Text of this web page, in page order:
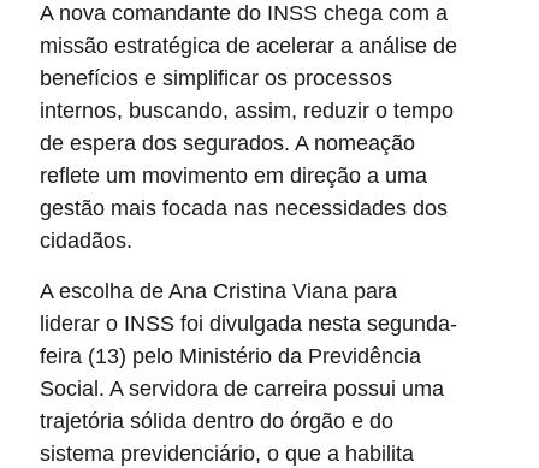
A nova comandante do INSS chega com a
missão estratégica de acelerar a análise de
benefícios e simplificar os processos
internos, buscando, assim, reduzir o tempo
de espera dos segurados. A nomeação
reflete um movimento em direção a uma
gestão mais focada nas necessidades dos
cidadãos.
A escolha de Ana Cristina Viana para
liderar o INSS foi divulgada nesta segunda-
feira (13) pelo Ministério da Previdência
Social. A servidora de carreira possui uma
trajetória sólida dentro do órgão e do
sistema previdenciário, o que a habilita